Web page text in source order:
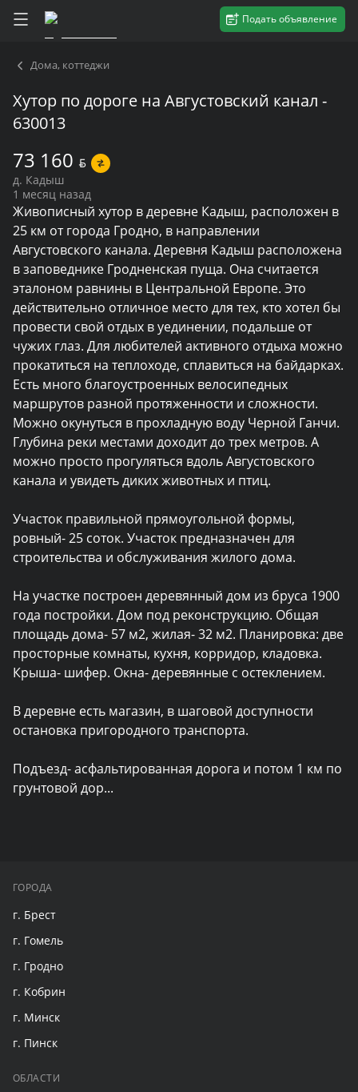
Подать объявление
Дома, коттеджи
Хутор по дороге на Августовский канал -
630013
73 160 BYN
д. Кадыш
1 месяц назад
Живописный хутор в деревне Кадыш, расположен в
25 км от города Гродно, в направлении
Августовского канала. Деревня Кадыш расположена
в заповеднике Гродненская пуща. Она считается
эталоном равнины в Центральной Европе. Это
действительно отличное место для тех, кто хотел бы
провести свой отдых в уединении, подальше от
чужих глаз. Для любителей активного отдыха можно
прокатиться на теплоходе, сплавиться на байдарках.
Есть много благоустроенных велосипедных
маршрутов разной протяженности и сложности.
Можно окунуться в прохладную воду Черной Ганчи.
Глубина реки местами доходит до трех метров. А
можно просто прогуляться вдоль Августовского
канала и увидеть диких животных и птиц.
Участок правильной прямоугольной формы,
ровный- 25 соток. Участок предназначен для
строительства и обслуживания жилого дома.
На участке построен деревянный дом из бруса 1900
года постройки. Дом под реконструкцию. Общая
площадь дома- 57 м2, жилая- 32 м2. Планировка: две
просторные комнаты, кухня, корридор, кладовка.
Крыша- шифер. Окна- деревянные с остеклением.
В деревне есть магазин, в шаговой доступности
остановка пригородного транспорта.
Подъезд- асфальтированная дорога и потом 1 км по
грунтовой дор...
ГОРОДА
г. Брест
г. Гомель
г. Гродно
г. Кобрин
г. Минск
г. Пинск
ОБЛАСТИ